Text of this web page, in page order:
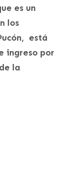
es un
los
está
ingreso por
la